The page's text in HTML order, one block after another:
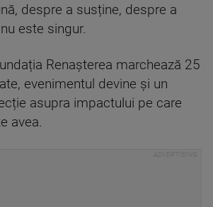
despre a susține, despre a
este singur.
Renașterea marchează 25
evenimentul devine și un
asupra impactului pe care
avea.